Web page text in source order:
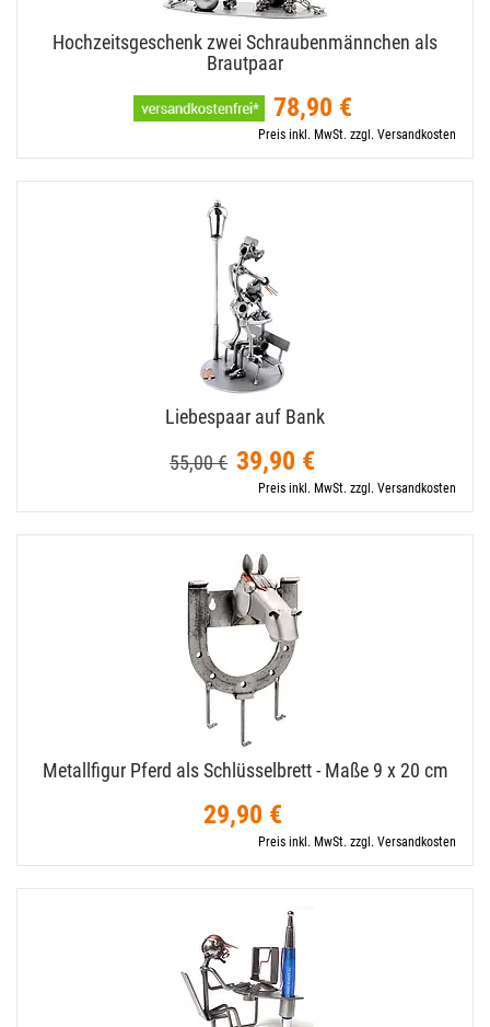
Hochzeitsgeschenk zwei Schraubenmännchen als
Brautpaar
78,90 €
Preis inkl. MwSt. zzgl. Versandkosten
Liebespaar auf Bank
55,00 € 39,90 €
Preis inkl. MwSt. zzgl. Versandkosten
Metallfigur Pferd als Schlüsselbrett - Maße 9 x 20 cm
29,90 €
Preis inkl. MwSt. zzgl. Versandkosten